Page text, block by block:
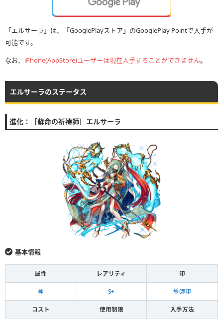
「エルサーラ」は、「GooglePlayストア」のGooglePlay Pointで入手が
可能です。
なお、 iPhone(AppStore)ユーザーは現在入手することができません。
エルサーラのステータス
進化：［蘇命の祈祷師］エルサーラ
基本情報
属性 レアリティ 印
神 S+ 導師印
コスト 使用制限 入手方法